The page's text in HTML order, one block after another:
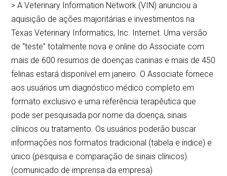
> A Veterinary Information Network (VIN) anunciou a
aquisição de ações majoritárias e investimentos na
Texas Veterinary Informatics, Inc. Internet. Uma versão
de “teste” totalmente nova e online do Associate com
mais de 600 resumos de doenças caninas e mais de 450
felinas estará disponível em janeiro. O Associate fornece
aos usuários um diagnóstico médico completo em
formato exclusivo e uma referência terapêutica que
pode ser pesquisada por nome da doença, sinais
clínicos ou tratamento. Os usuários poderão buscar
informações nos formatos tradicional (tabela e índice) e
único (pesquisa e comparação de sinais clínicos).
(comunicado de imprensa da empresa)